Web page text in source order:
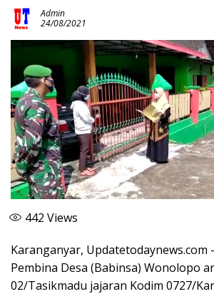
Admin
24/08/2021
442 Views
Karanganyar, Updatetodaynews.com
Pembina Desa (Babinsa) Wonolopo
02/Tasikmadu jajaran Kodim 0727/